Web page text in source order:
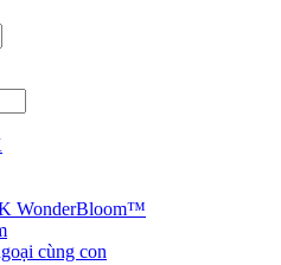
WonderBloom™
cùng con